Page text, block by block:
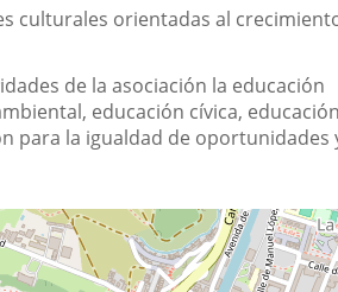
culturales orientadas al
de la asociación la educación
educación cívica,
para la igualdad de oportunidades